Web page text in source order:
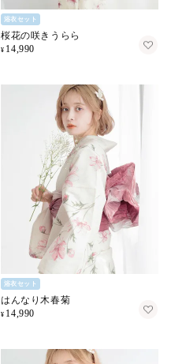
浴衣セット
桜花の咲きうらら
¥ 14,990
浴衣セット
はんなり木春菊
¥ 14,990